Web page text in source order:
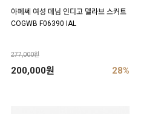
아페쎄 여성 데님 인디고 델라브 스커트
COGWB F06390 IAL
277,000원
200,000원 28%